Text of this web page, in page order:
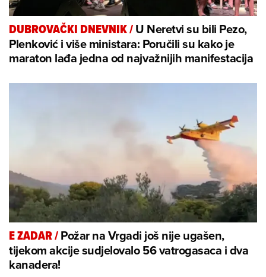
DUBROVAČKI DNEVNIK/U Neretvi su bili Pezo,
Plenković i više ministara: Poručili su kako je
maraton lađa jedna od najvažnijih manifestacija
E ZADAR/Požar na Vrgadi još nije ugašen,
tijekom akcije sudjelovalo 56 vatrogasaca i dva
kanadera!